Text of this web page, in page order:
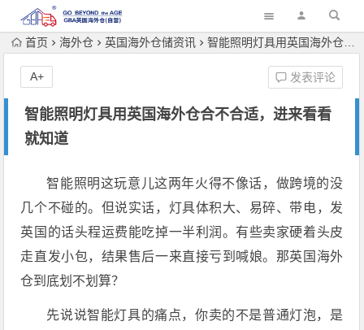
首页 海外仓 英国海外仓储资讯 智能照明灯具用英国海外仓合不合适，进来看看就知道
智能照明灯具用英国海外仓合不合适，进来看看
就知道
发表评论
A+
智能照明这玩意儿这两年火得不像话，做跨境的没
几个不碰的。但说实话，灯具体积大、易碎、带电，发
英国的话头程运费能吃掉一半利润。有些卖家硬着头皮
走直发小包，结果售后一来直接亏到喊娘。那英国海外
仓到底划不划算？
先说说智能灯具的痛点，你卖的不是普通灯泡，是